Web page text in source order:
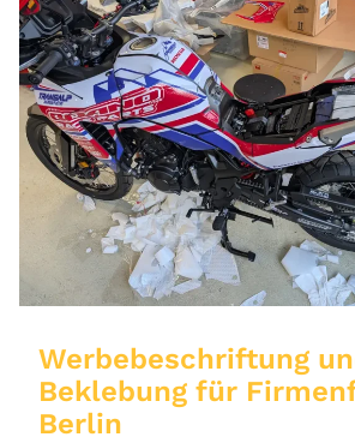
Werbebeschriftung
Beklebung für
Berlin